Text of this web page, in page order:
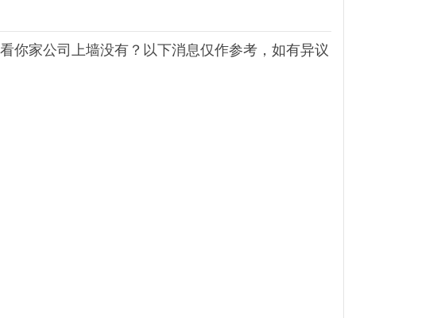
你家公司上墙没有？以下消息仅作参考，如有异议